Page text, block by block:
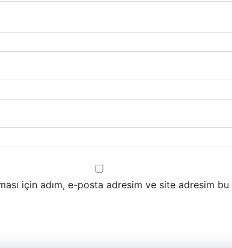
için adım, e-posta adresim ve site adresim bu